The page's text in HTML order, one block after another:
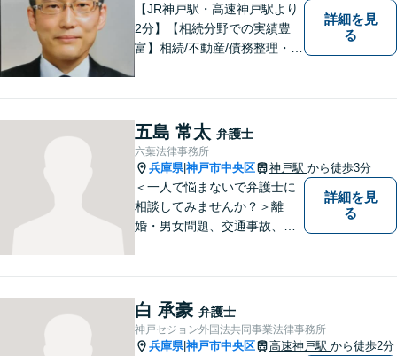
【JR神戸駅・高速神戸駅より
2分】【相続分野での実績豊
富】相続/不動産/債務整理・破
な説明を行うことを心がけて
おります。
詳細を見
る
五島 常太 弁護士
六葉法律事務所
兵庫県|神戸市中央区 神戸駅 から徒歩3分
＜一人で悩まないで弁護士に
相談してみませんか？＞離
婚・男女問題、交通事故、刑
い。
詳細を見
る
白 承豪 弁護士
神戸セジョン外国法共同事業法律事務所
兵庫県|神戸市中央区 高速神戸駅 から徒歩2分